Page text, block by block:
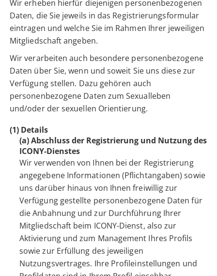
Wir erheben hierfür diejenigen personenbezogenen
Daten, die Sie jeweils in das Registrierungsformular
eintragen und welche Sie im Rahmen Ihrer jeweiligen
Mitgliedschaft angeben.
Wir verarbeiten auch besondere personenbezogene
Daten über Sie, wenn und soweit Sie uns diese zur
Verfügung stellen. Dazu gehören auch
personenbezogene Daten zum Sexualleben
und/oder der sexuellen Orientierung.
(1) Details
(a) Abschluss der Registrierung und Nutzung des
ICONY-Dienstes
Wir verwenden von Ihnen bei der Registrierung
angegebene Informationen (Pflichtangaben) sowie
uns darüber hinaus von Ihnen freiwillig zur
Verfügung gestellte personenbezogene Daten für
die Anbahnung und zur Durchführung Ihrer
Mitgliedschaft beim ICONY-Dienst, also zur
Aktivierung und zum Management Ihres Profils
sowie zur Erfüllung des jeweiligen
Nutzungsvertrages. Ihre Profileinstellungen und